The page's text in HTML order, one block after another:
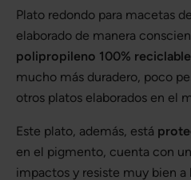
Plato redondo para macetas de
elaborado de manera
polipropileno 100% reciclable
mucho más duradero, poco
otros platos elaborados en el
Este plato, además, está
en el pigmento, cuenta con
impactos y resiste muy bien a